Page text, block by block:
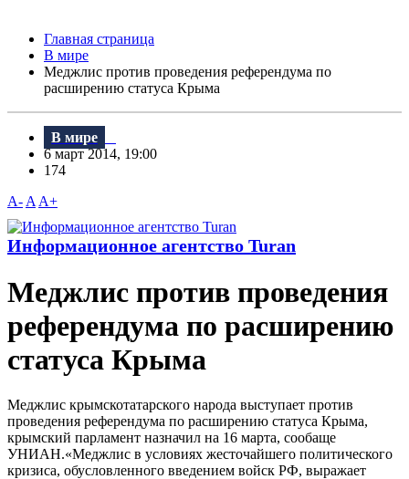
Главная страница
В мире
Меджлис против проведения референдума по
расширению статуса Крыма
В мире
6 март 2014, 19:00
174
A- A A+
Информационное агентство Turan
Меджлис против проведения
референдума по расширению
статуса Крыма
Меджлис крымскотатарского народа выступает против
проведения референдума по расширению статуса Крыма,
крымский парламент назначил на 16 марта, сообаще
УНИАН.«Меджлис в условиях жесточайшего политического
кризиса, обусловленного введением войск РФ, выражает